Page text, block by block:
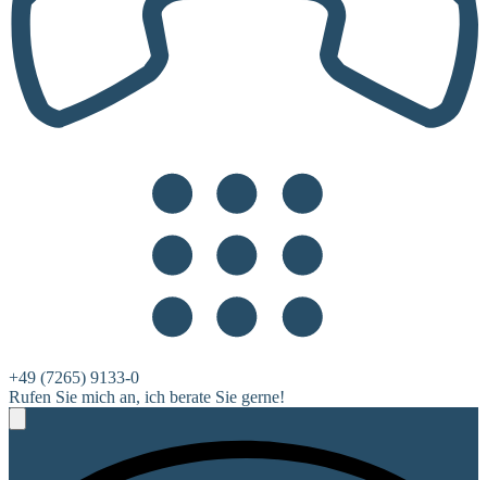
+49 (7265) 9133-0
Rufen Sie mich an, ich berate Sie gerne!